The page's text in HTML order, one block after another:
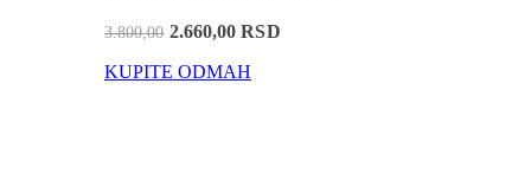
3.800,002.660,00 RSD
KUPITE ODMAH